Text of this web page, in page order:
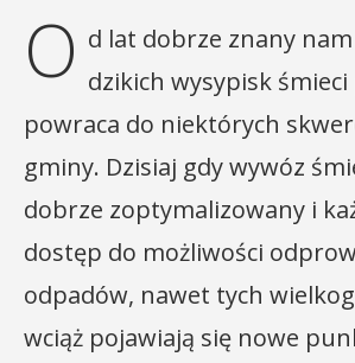
O d lat dobrze znany
dzikich wysypisk
powraca do niektórych
gminy. Dzisiaj gdy wywóz
dobrze zoptymalizowany i
dostęp do możliwości
odpadów, nawet tych
wciąż pojawiają się nowe